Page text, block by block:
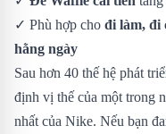
✓ Phù hợp cho đi làm, đi
hằng ngày
Sau hơn 40 thế hệ phát
định vị thế của một trong
nhất của Nike. Nếu bạn